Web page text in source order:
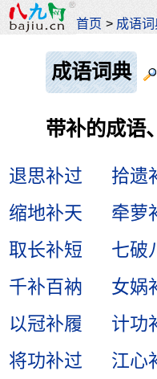
首页 > 成语
成语词典
带补的成语
退思补过 拾遗
缩地补天
牵萝
取长补短
七破
千补百衲
女娲
以冠补履
计功
将功补过
江心